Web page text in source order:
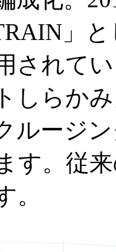
」
されて
しらか
ルージ
す。従
。